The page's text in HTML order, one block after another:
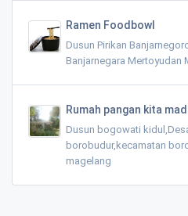
Ramen Foodbowl
Dusun Pirikan
Banjarnegara Mertoyudan
Rumah pangan kita
Dusun bogowati
borobudur,kecamatan
magelang